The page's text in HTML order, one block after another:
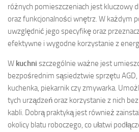
różnych pomieszczeniach jest kluczowy
oraz funkcjonalności wnętrz. W każdym
uwzględnić jego specyfikę oraz
efektywne i wygodne korzystanie z
W kuchni szczególnie ważne jest
bezpośrednim sąsiedztwie sprzętu AGD,
kuchenka, piekarnik czy zmywarka.
tych urządzeń oraz korzystanie z nich
kabli. Dobrą praktyką jest również
okolicy blatu roboczego, co ułatwi